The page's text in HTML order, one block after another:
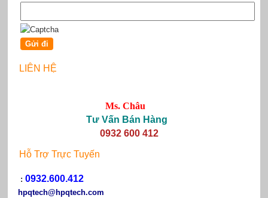
LIÊN HỆ
Ms. Châu
Tư Vấn Bán Hàng
0932 600 412
Hỗ Trợ Trực Tuyến
: 0932.600.412
hpqtech@hpqtech.com